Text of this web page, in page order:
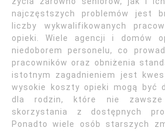
najczęstszych problemów jest
liczby wykwalifikowanych
opieki. Wiele agencji i domów
niedoborem personelu, co
pracowników oraz obniżenia
istotnym zagadnieniem jest
wysokie koszty opieki mogą być
dla rodzin, które nie zawsze
skorzystania z dostępnych
Ponadto wiele osób starszych